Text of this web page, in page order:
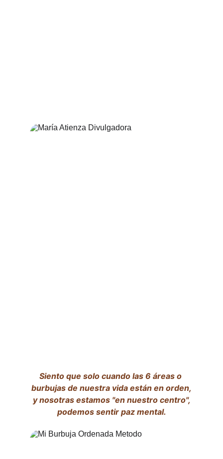
Siento que solo cuando las 6 áreas o
burbujas de nuestra vida están en orden,
podemos sentir paz mental.